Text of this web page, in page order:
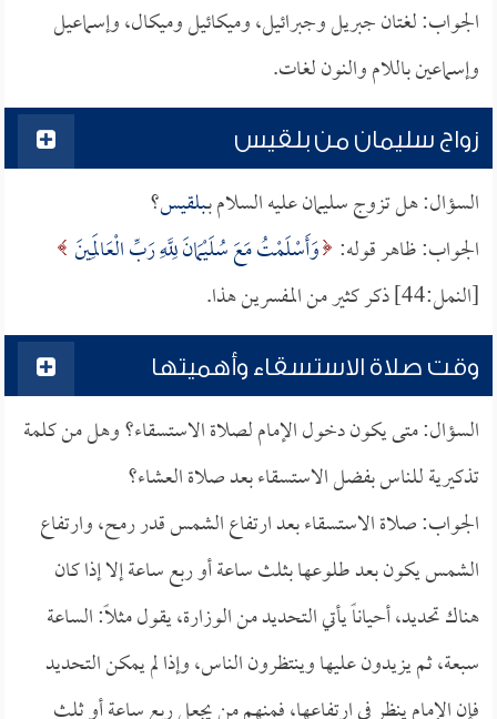
الجواب: لغتان جبريل وجبرائيل، وميكائيل وميكال، وإسماعيل
وإسماعين باللام والنون لغات.
زواج سليمان من بلقيس
السؤال: هل تزوج سليمان عليه السلام بـبلقيس؟
الجواب: ظاهر قوله: وَأَسْلَمْتُ مَعَ سُلَيْمَانَ لِلَّهِ رَبِّ الْعَالَمِينَ
[النمل:44] ذكر كثير من المفسرين هذا.
وقت صلاة الاستسقاء وأهميتها
السؤال: متى يكون دخول الإمام لصلاة الاستسقاء؟ وهل من كلمة
تذكيرية للناس بفضل الاستسقاء بعد صلاة العشاء؟
الجواب: صلاة الاستسقاء بعد ارتفاع الشمس قدر رمح، وارتفاع
الشمس يكون بعد طلوعها بثلث ساعة أو ربع ساعة إلا إذا كان
هناك تحديد، أحياناً يأتي التحديد من الوزارة، يقول مثلاً: الساعة
سبعة، ثم يزيدون عليها وينتظرون الناس، وإذا لم يمكن التحديد